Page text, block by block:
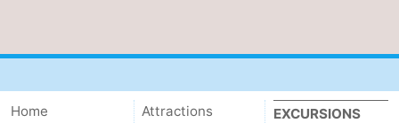
Home
Attractions
EXCURSIONS